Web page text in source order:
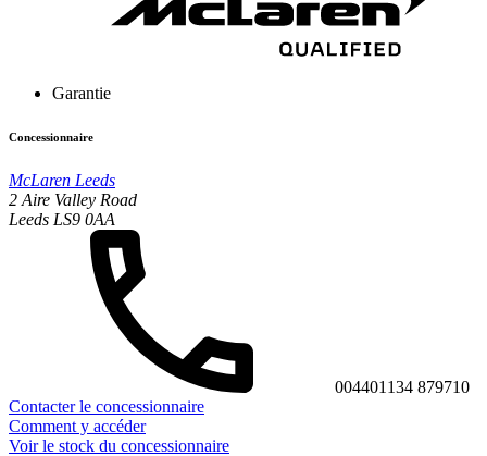
Garantie
Concessionnaire
McLaren Leeds
2 Aire Valley Road
Leeds LS9 0AA
004401134 879710
Contacter le concessionnaire
Comment y accéder
Voir le stock du concessionnaire